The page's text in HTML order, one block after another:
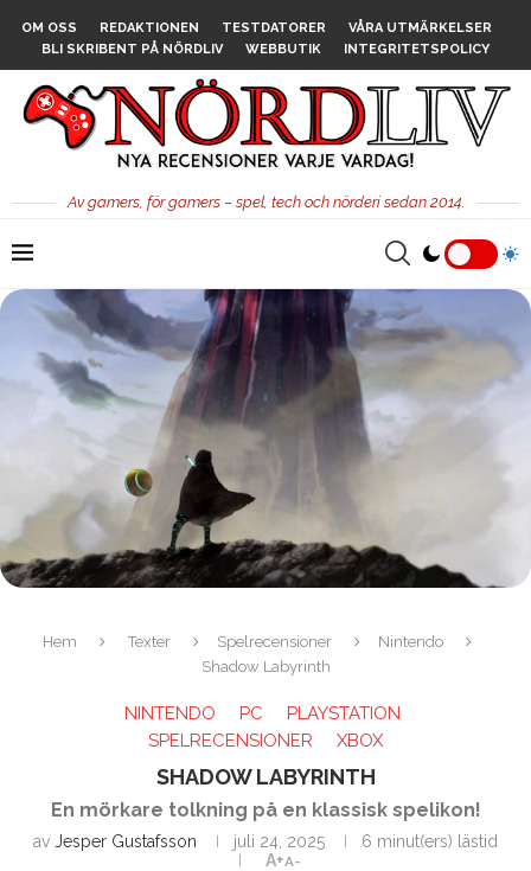
OM OSS REDAKTIONEN TESTDATORER
VÅRA UTMÄRKELSER
BLI SKRIBENT PÅ NÖRDLIV
WEBBUTIK INTEGRITETSPOLICY
Av gamers, för gamers – spel, tech och nörderi sedan 2014.
Hem Texter Spelrecensioner
Nintendo
Shadow Labyrinth
NINTENDO PC
PLAYSTATION
SPELRECENSIONER
XBOX
SHADOW LABYRINTH
En mörkare tolkning på en klassisk spelikon!
av Jesper Gustafsson juli 24, 2025
6 minut(ers) lästid
A+A-